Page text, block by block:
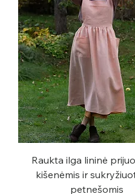
Raukta ilga lininė
kišenėmis ir
petnešomis